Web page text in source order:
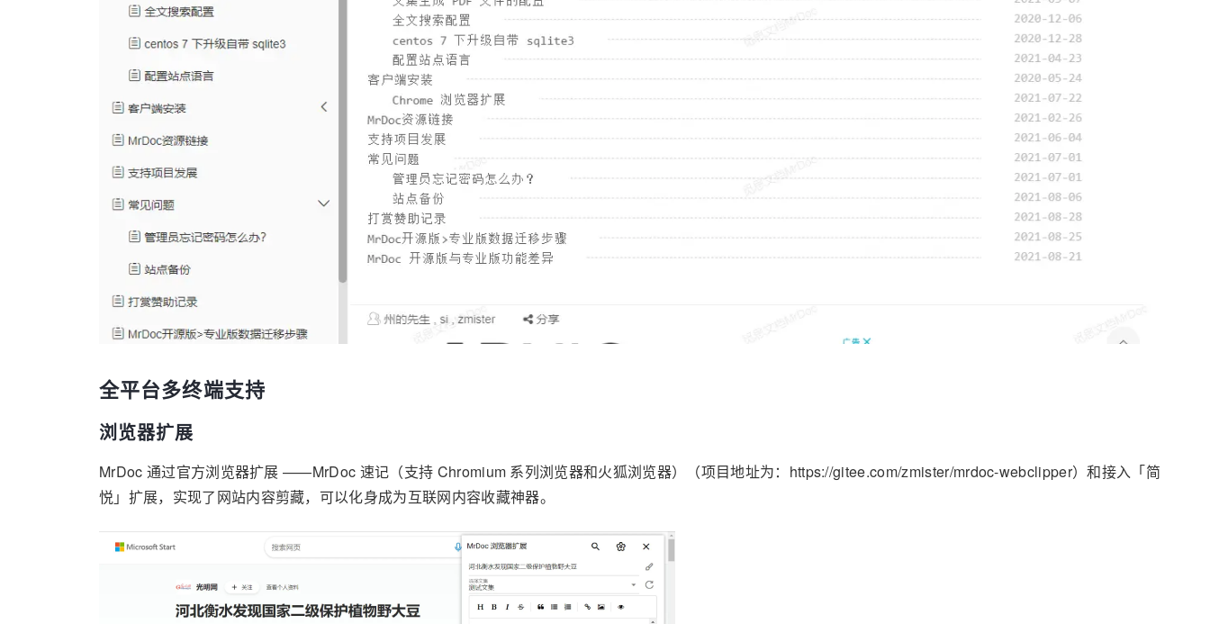
全平台多终端支持
浏览器扩展
MrDoc 通过官方浏览器扩展 ——MrDoc 速记（支持 Chromium 系列浏览器和火狐浏览器）（项目地址为：https://gitee.com/zmister/mrdoc-webclipper）和接入「简
悦」扩展，实现了网站内容剪藏，可以化身成为互联网内容收藏神器。